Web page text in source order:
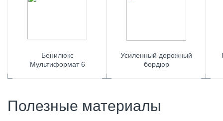
Бенилюкс
Мультиформат 6
Усиленный дорожный
бордюр
Полезные материалы